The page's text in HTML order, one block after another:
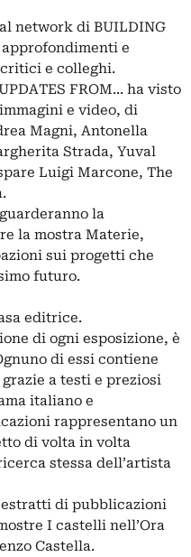
network di BUILDING
e
e colleghi.
FROM... ha visto
e video, di
Magni, Antonella
Strada, Yuval
Luigi Marcone, The
la
la mostra Materie,
sui progetti che
futuro.
editrice.
di ogni esposizione, è
di essi contiene
a testi e preziosi
italiano e
rappresentano un
di volta in volta
stessa dell’artista
di pubblicazioni
I castelli nell’Ora
Castella.